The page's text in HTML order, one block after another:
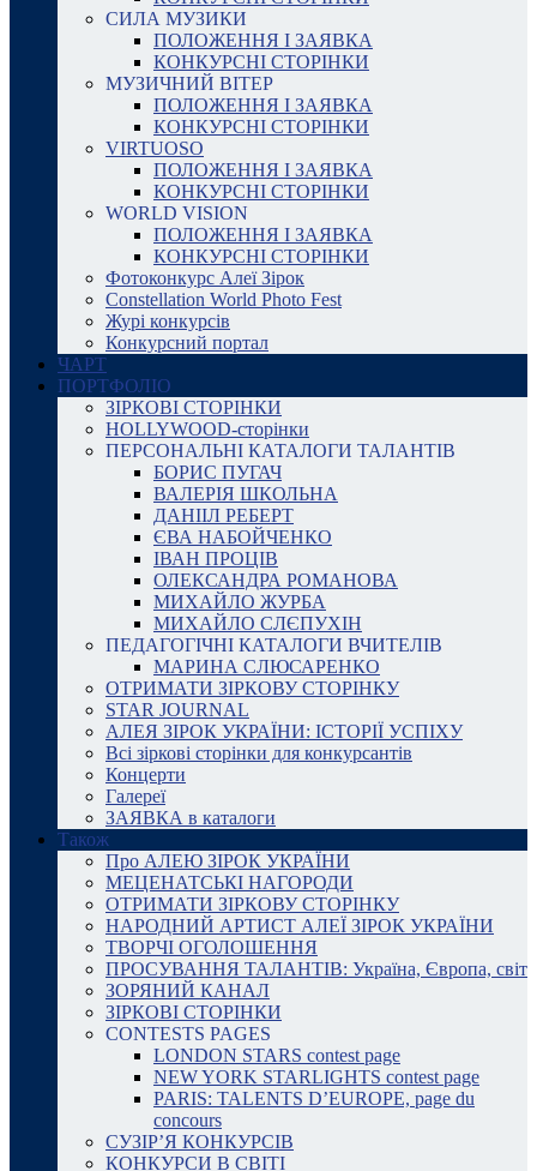
СИЛА МУЗИКИ
ПОЛОЖЕННЯ І ЗАЯВКА
КОНКУРСНІ СТОРІНКИ
МУЗИЧНИЙ ВІТЕР
ПОЛОЖЕННЯ І ЗАЯВКА
КОНКУРСНІ СТОРІНКИ
VIRTUOSO
ПОЛОЖЕННЯ І ЗАЯВКА
КОНКУРСНІ СТОРІНКИ
WORLD VISION
ПОЛОЖЕННЯ І ЗАЯВКА
КОНКУРСНІ СТОРІНКИ
Фотоконкурс Алеї Зірок
Constellation World Photo Fest
Журі конкурсів
Конкурсний портал
ЧАРТ
ПОРТФОЛІО
ЗІРКОВІ СТОРІНКИ
HOLLYWOOD-сторінки
ПЕРСОНАЛЬНІ КАТАЛОГИ ТАЛАНТІВ
БОРИС ПУГАЧ
ВАЛЕРІЯ ШКОЛЬНА
ДАНІІЛ РЕБЕРТ
ЄВА НАБОЙЧЕНКО
ІВАН ПРОЦІВ
ОЛЕКСАНДРА РОМАНОВА
МИХАЙЛО ЖУРБА
МИХАЙЛО СЛЄПУХІН
ПЕДАГОГІЧНІ КАТАЛОГИ ВЧИТЕЛІВ
МАРИНА СЛЮСАРЕНКО
ОТРИМАТИ ЗІРКОВУ СТОРІНКУ
STAR JOURNAL
АЛЕЯ ЗІРОК УКРАЇНИ: ІСТОРІЇ УСПІХУ
Всі зіркові сторінки для конкурсантів
Концерти
Галереї
ЗАЯВКА в каталоги
Також
Про АЛЕЮ ЗІРОК УКРАЇНИ
МЕЦЕНАТСЬКІ НАГОРОДИ
ОТРИМАТИ ЗІРКОВУ СТОРІНКУ
НАРОДНИЙ АРТИСТ АЛЕЇ ЗІРОК УКРАЇНИ
ТВОРЧІ ОГОЛОШЕННЯ
ПРОСУВАННЯ ТАЛАНТІВ: Україна, Європа, світ
ЗОРЯНИЙ КАНАЛ
ЗІРКОВІ СТОРІНКИ
CONTESTS PAGES
LONDON STARS contest page
NEW YORK STARLIGHTS contest page
PARIS: TALENTS D’EUROPE, page du
concours
СУЗІР’Я КОНКУРСІВ
КОНКУРСИ В СВІТІ